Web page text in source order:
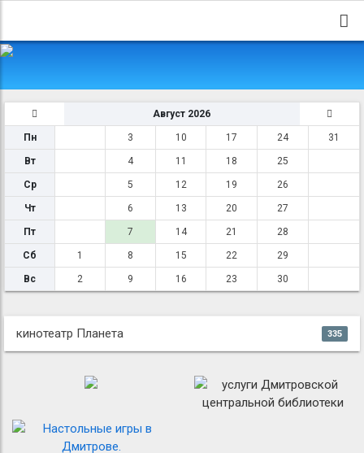
Август 2026
Пн 3 10 17 24 31
Вт 4 11 18 25
Ср 5 12 19 26
Чт 6 13 20 27
Пт 7 14 21 28
Сб 1 8 15 22 29
Вс 2 9 16 23 30
кинотеатр Планета 335